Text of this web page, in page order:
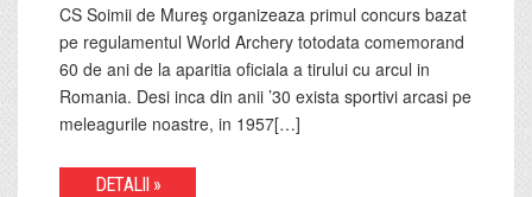
CS Soimii de Mureş organizeaza primul concurs bazat
pe regulamentul World Archery totodata comemorand
60 de ani de la aparitia oficiala a tirului cu arcul in
Romania. Desi inca din anii ’30 exista sportivi arcasi pe
meleagurile noastre, in 1957[…]
DETALII »